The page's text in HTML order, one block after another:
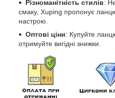
Різноманітність стилів:
смаку, Xuping пропонує
настрою.
Оптові ціни: Купуйте
отримуйте вигідні знижки.